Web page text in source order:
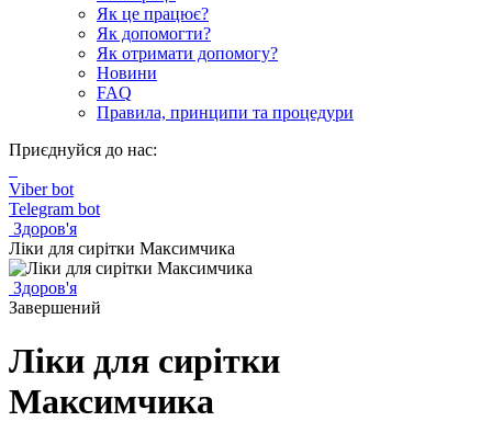
Як це працює?
Як допомогти?
Як отримати допомогу?
Новини
FAQ
Правила, принципи та процедури
Приєднуйся до нас:
Viber bot
Telegram bot
Здоров'я
Ліки для сирітки Максимчика
Здоров'я
Завершений
Ліки для сирітки
Максимчика